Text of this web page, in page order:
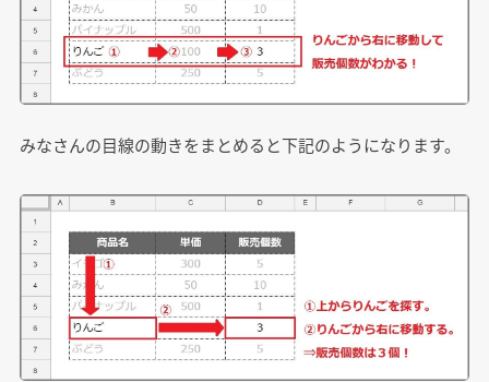
みなさんの目線の動きをまとめると下記のようになります。